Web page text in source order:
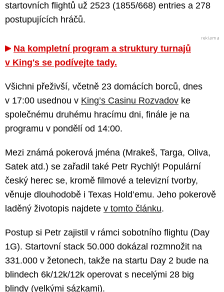
startovních flightů už 2523 (1855/668) entries a 278
postupujících hráčů.
Na kompletní program a struktury turnajů
v King's se podívejte tady.
Všichni přeživší, včetně 23 domácích borců, dnes
v 17:00 usednou v King’s Casinu Rozvadov ke
společnému druhému hracímu dni, finále je na
programu v pondělí od 14:00.
Mezi známá pokerová jména (Mrakeš, Targa, Oliva,
Satek atd.) se zařadil také Petr Rychlý! Populární
český herec se, kromě filmové a televizní tvorby,
věnuje dlouhodobě i Texas Hold’emu. Jeho pokerově
laděný životopis najdete v tomto článku.
Postup si Petr zajistil v rámci sobotního flightu (Day
1G). Startovní stack 50.000 dokázal rozmnožit na
331.000 v žetonech, takže na startu Day 2 bude na
blindech 6k/12k/12k operovat s necelými 28 big
blindy (velkými sázkami).